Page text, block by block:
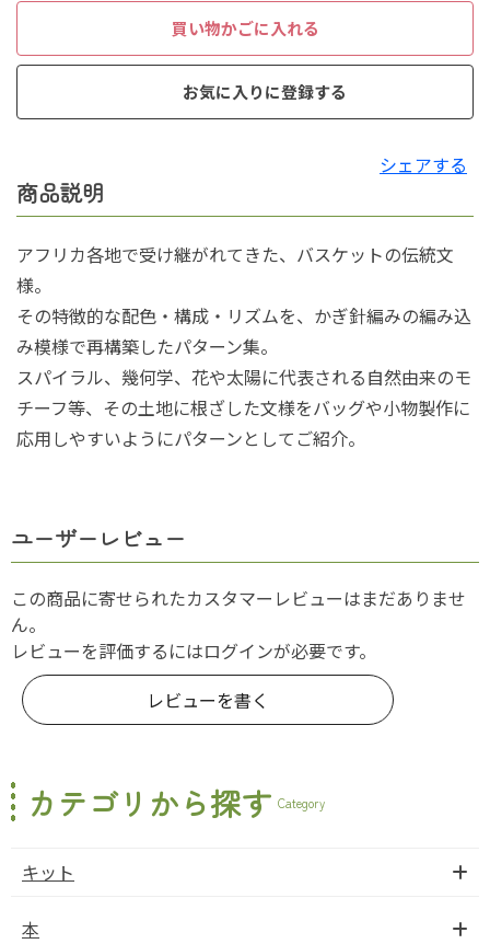
買い物かごに入れる
お気に入りに登録する
シェアする
商品説明
アフリカ各地で受け継がれてきた、バスケットの伝統文
様。
その特徴的な配色・構成・リズムを、かぎ針編みの編み込
み模様で再構築したパターン集。
スパイラル、幾何学、花や太陽に代表される自然由来のモ
チーフ等、その土地に根ざした文様をバッグや小物製作に
応用しやすいようにパターンとしてご紹介。
ユーザーレビュー
この商品に寄せられたカスタマーレビューはまだありませ
ん。
レビューを評価するにはログインが必要です。
レビューを書く
カテゴリから探す Category
キット
本